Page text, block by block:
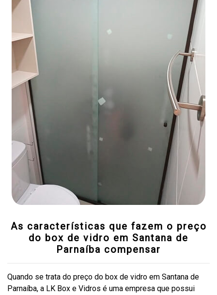
As características que fazem o preço
do box de vidro em Santana de
Parnaíba compensar
Quando se trata do preço do box de vidro em Santana de
Parnaíba, a LK Box e Vidros é uma empresa que possui